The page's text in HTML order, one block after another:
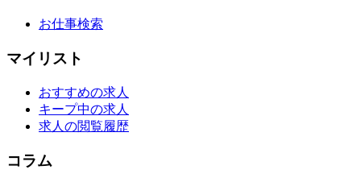
お仕事検索
マイリスト
おすすめの求人
キープ中の求人
求人の閲覧履歴
コラム